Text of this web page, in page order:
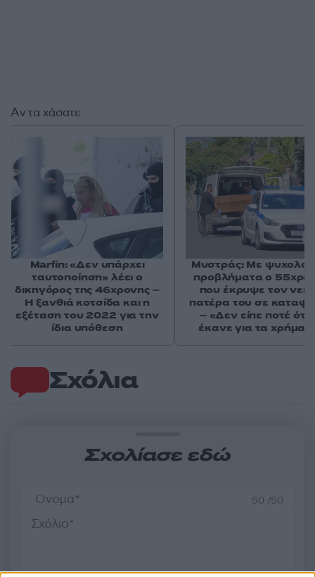
Σχόλια
Σχολίασε εδώ
50 /50
Αν τα χάσατε
Marfin: «Δεν υπάρχει
ταυτοποίηση» λέει ο
δικηγόρος της 46χρονης –
Η ξανθιά κοτσίδα και η
εξέταση του 2022 για την
ίδια υπόθεση
Μυστράς: Με
προβλήματα ο
που έκρυψε τον
πατέρα του σε
– «Δεν είπε ποτέ ότι
έκανε για τα